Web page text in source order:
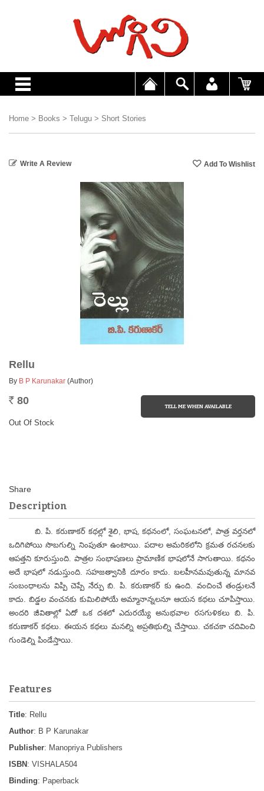
Home > Books > Telugu > Short Stories
Write A Review
Rellu
By B P Karunakar (Author)
Rs. 80
Out Of Stock
Description
బి. పి. కరుణాకర్ కథల్లో శైలి, భాష, కథనంలో, సంఘటనలో, పాత్ర వర్తనలో
ఒదిగిపోయి సొబగుల్ని నింపుతూ ఉంటాయి. పదాల అమరికలోని క్రమత రచనలకు
ఆపత్తని కూరుస్తుంది. పాత్రల సంభాషణలు ప్రామాణిక భాషలోనే సాగుతాయి. కథనం
అదే భాషలో నడుస్తుంది. సహజత్వానికి దూరం కాదు. బలహీనమవుతున్న మానవ
సంబంధాలను విప్పి చెప్పే నేర్పు బి. పి. కరుణాకర్ కు ఉంది. వంచించే తండ్రులనే
కాదు. బిడ్డల వంచనకు కుమిలిపోయే అమ్మానాన్నలనూ ఆయన కథలు చూపిస్తాయి.
అందరి జీవితాల్లో ఏదో ఒక దశలో ఎదురయ్యే అనుభవాల రసగుళికలు బి. పి.
కరుణాకర్ కథలు. ఈయన కథలు మనల్ని అప్రతిభుల్ని చేస్తాయి. చకచకా చదివించి
గుండెల్ని పిండేస్తాయి.
Features
Title: Rellu
Author: B P Karunakar
Publisher: Manopriya Publishers
ISBN : VISHALA504
Binding: Paperback